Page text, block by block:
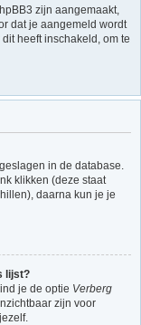
zijn aangemaakt,
dat je aangemeld wordt
heeft inschakeld, om te
in de database.
klikken (deze staat
daarna kun je je
lijst?
je de optie Verberg
zijn voor